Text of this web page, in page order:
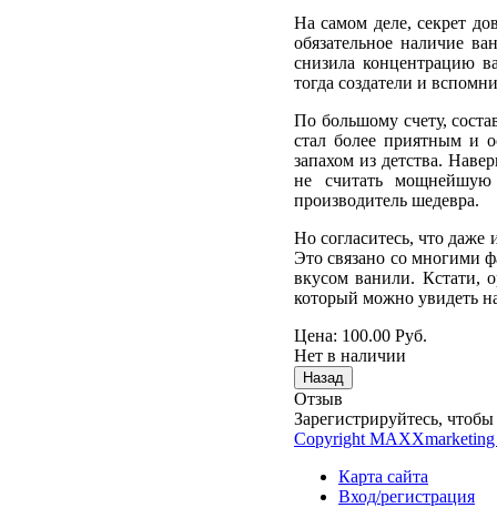
На самом деле, секрет
обязательное наличие
снизила концентрацию
тогда создатели и
По большому счету,
стал более приятным и
запахом из детства.
не считать мощнейшую
производитель шедевра.
Но согласитесь, что даже
Это связано со многими
вкусом ванили. Кстати,
который можно увидеть
Цена: 100.00 Руб.
Нет в наличии
Отзыв
Зарегистрируйтесь, чтобы
Copyright MAXXmarketing
Карта сайта
Вход/регистрация